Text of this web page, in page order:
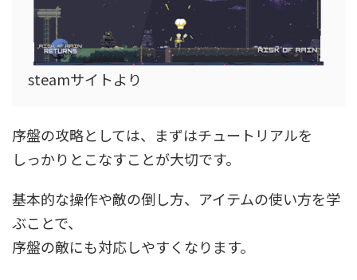
steamサイトより
序盤の攻略としては、まずはチュートリアルを
しっかりとこなすことが大切です。
基本的な操作や敵の倒し方、アイテムの使い方を学
ぶことで、
序盤の敵にも対応しやすくなります。